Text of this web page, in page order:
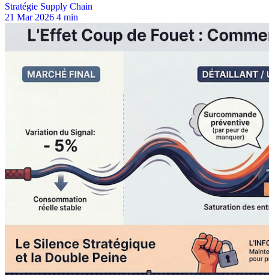
Stratégie Supply Chain
21 Mar 2026 4 min